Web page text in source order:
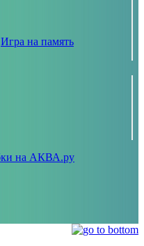
Игра на память